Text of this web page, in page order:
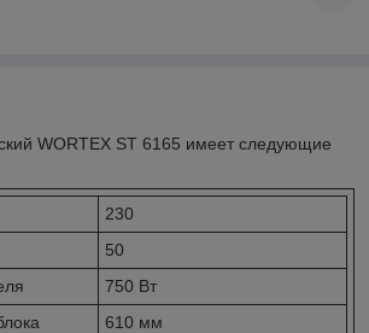
WORTEX ST 6165 имеет следующие
230
50
750 Вт
610 мм